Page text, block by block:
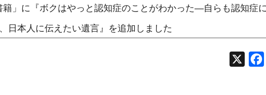
籍」に『ボクはやっと認知症のことがわかった―自らも認知症
日本人に伝えたい遺言』を追加しました